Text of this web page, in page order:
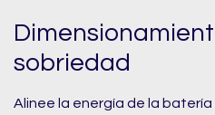
sobriedad
Alinee la energía de la